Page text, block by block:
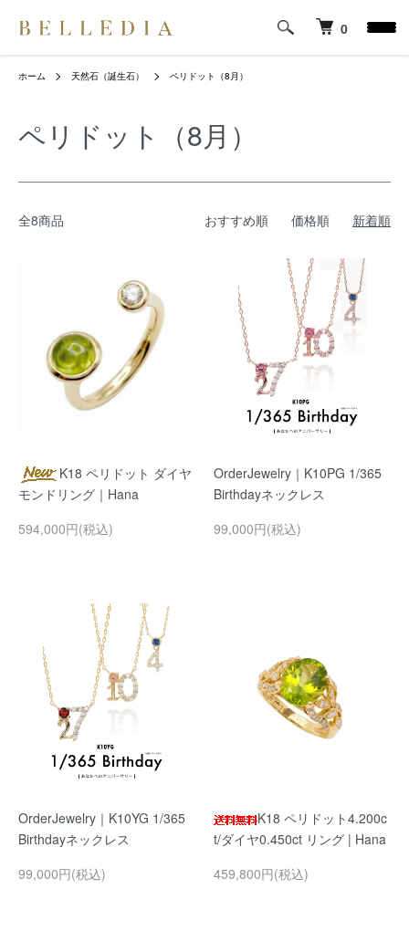
0
ホーム 天然石（誕生石） ペリドット（8月）
ペリドット（8月）
全8商品 おすすめ順 価格順 新着順
K18 ペリドット ダイヤ
モンドリング｜Hana
594,000円(税込)
OrderJewelry｜K10PG 1/365
Birthdayネックレス
99,000円(税込)
OrderJewelry｜K10YG 1/365
Birthdayネックレス
99,000円(税込)
K18 ペリドット4.200c
t/ダイヤ0.450ct リング | Hana
459,800円(税込)